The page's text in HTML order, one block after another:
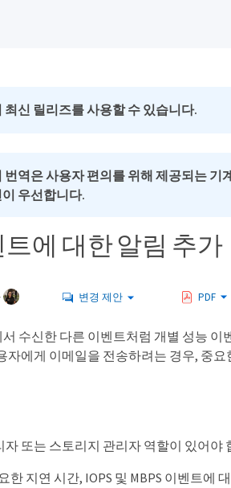
최신 릴리즈를 사용할 수 있습니다.
번역은 사용자 편의를 위해 제공되는
우선합니다.
에 대한 알림 추가
변경 제안 PDF
수신한 다른 이벤트처럼 개별 성능
자에게 이메일을 전송하려는 경우, 중
또는 스토리지 관리자 역할이 있어야
한 지연 시간, IOPS 및 MBPS 이벤트에